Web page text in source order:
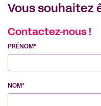
Vous souhaitez
Contactez-nous !
PRÉNOM*
NOM*